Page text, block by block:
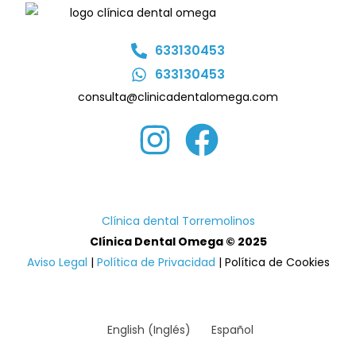
633130453
633130453
consulta@clinicadentalomega.com
Clínica dental Torremolinos
Clínica Dental Omega © 2025
Aviso Legal | Política de Privacidad | Política de Cookies
English (Inglés) Español